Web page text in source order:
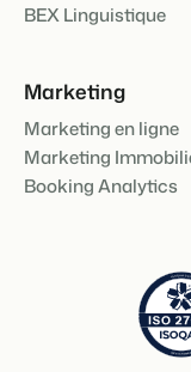
BEX Linguistique
Marketing
Marketing en ligne
Marketing
Booking Analytics